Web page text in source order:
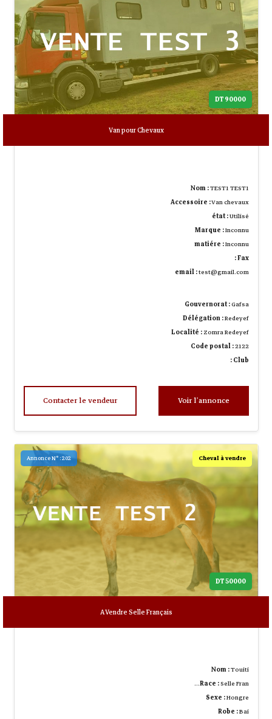
90000 DT
Van pour Chevaux
Nom :TEST1 TEST1
Accessoire :Van chevaux
état :Utilisé
Marque :Inconnu
matiére :Inconnu
Fax :
email :test@gmail.com
Gouvernorat :Gafsa
Délégation :Redeyef
Localité :Zomra Redeyef
Code postal :2122
Club :
Voir l’annonce
Contacter le vendeur
Cheval à vendre
50000 DT
Annonce N° : 202
A Vendre Selle Français
Nom :Touiti
Race :Selle Fran…
Sexe :Hongre
Robe :Bai